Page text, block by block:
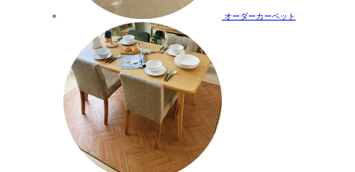
オーダーカーペット